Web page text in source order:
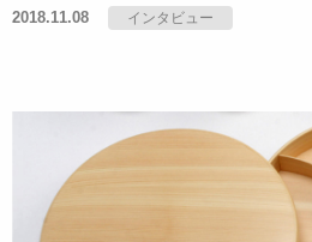
2018.11.08 インタビュー